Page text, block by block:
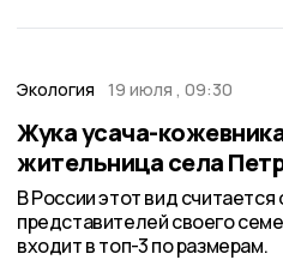
Экология 19 июля , 09:30
Жука усача-
жительница села
В России этот вид
представителей своего
входит в топ-3 по размерам.